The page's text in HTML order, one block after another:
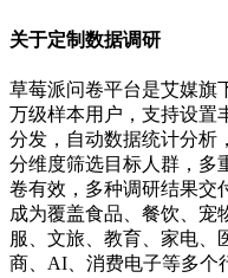
关于定制数据调研
草莓派问卷平台是艾媒旗
万级样本用户，支持设置
分发，自动数据统计分析
分维度筛选目标人群，多
卷有效，多种调研结果交
成为覆盖食品、餐饮、宠
服、文旅、教育、家电、
商、AI、消费电子等多个